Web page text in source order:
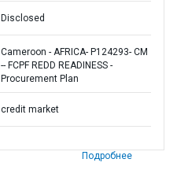
Disclosed
Cameroon - AFRICA- P124293- CM
-- FCPF REDD READINESS -
Procurement Plan
credit market
Подробнее